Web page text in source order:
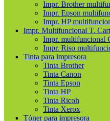
Impr. Brother
Impr. Epson
Impr. HP
Impr. Multifuncional T.
Impr. multifuncional
Impr. Riso
Tinta para impresora
Tinta Brother
Tinta Canon
Tinta Epson
Tinta HP
Tinta Ricoh
Tinta Xerox
Tóner para impresora